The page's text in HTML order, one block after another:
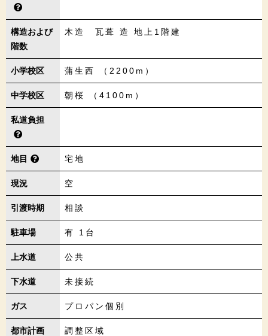
構造および
階数
木造 瓦葺 造 地上1階建
小学校区 蒲生西 （2200m）
中学校区 朝桜 （4100m）
私道負担
地目 宅地
現況 空
引渡時期 相談
駐車場 有 1台
上水道 公共
下水道 未接続
ガス プロパン個別
都市計画 調整区域